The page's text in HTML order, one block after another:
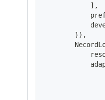
] ,
}) ,